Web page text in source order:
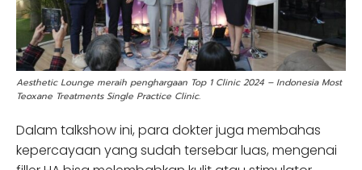
Aesthetic Lounge meraih penghargaan Top 1 Clinic 2024 – Indonesia Most
Teoxane Treatments Single Practice Clinic.
Dalam talkshow ini, para dokter juga membahas
kepercayaan yang sudah tersebar luas, mengenai